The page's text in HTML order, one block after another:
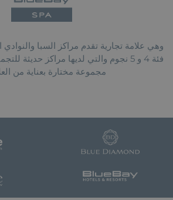
وهي علامة تجارية تقدم مراكز السبا
فئة 4 و 5 نجوم والتي لديها مراكز حديثة
مجموعة مختارة بعناية من